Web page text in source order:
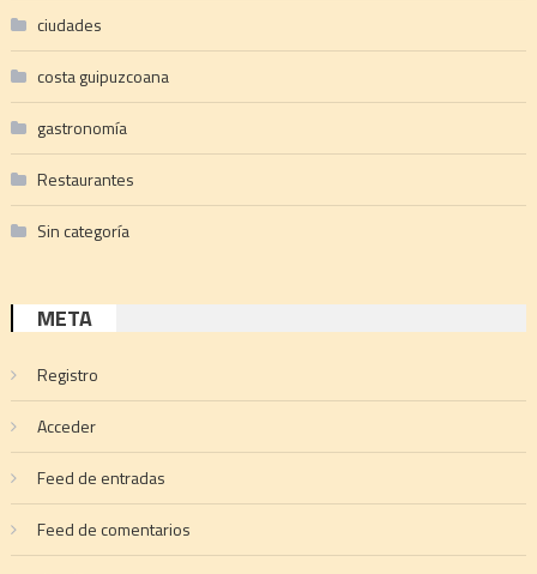
ciudades
costa guipuzcoana
gastronomía
Restaurantes
Sin categoría
META
Registro
Acceder
Feed de entradas
Feed de comentarios